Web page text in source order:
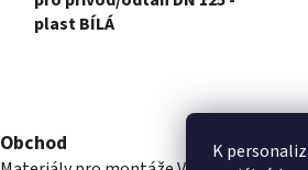
K
plast BÍLÁ
Obchod